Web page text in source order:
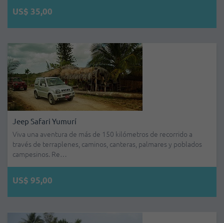
US$ 35,00
Jeep Safari Yumurí
Viva una aventura de más de 150 kilómetros de recorrido a
través de terraplenes, caminos, canteras, palmares y poblados
campesinos. Re…
US$ 95,00